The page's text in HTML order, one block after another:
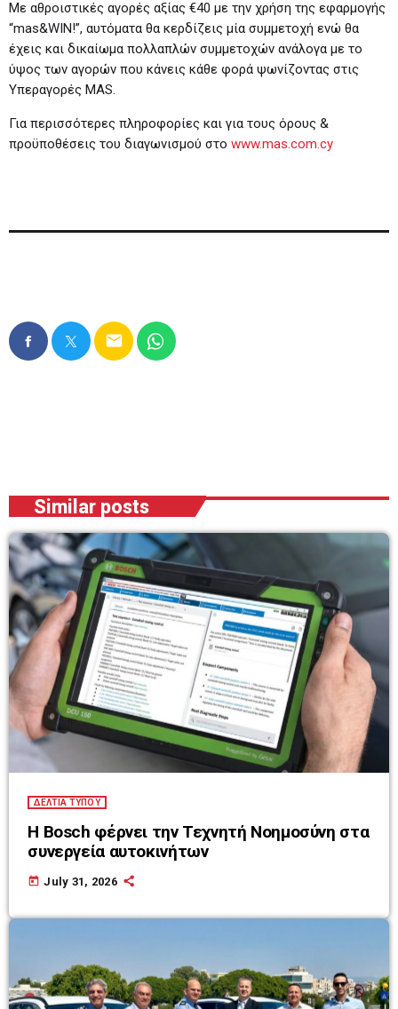
Με αθροιστικές αγορές αξίας €40 με την χρήση της εφαρμογής
“mas&WIN!”, αυτόματα θα κερδίζεις μία συμμετοχή ενώ θα
έχεις και δικαίωμα πολλαπλών συμμετοχών ανάλογα με το
ύψος των αγορών που κάνεις κάθε φορά ψωνίζοντας στις
Υπεραγορές MAS.
Για περισσότερες πληροφορίες και για τους όρους &
προϋποθέσεις του διαγωνισμού στο www.mas.com.cy
email
Similar posts
ΔΕΛΤΙΑ ΤΥΠΟΥ
Η Bosch φέρνει την Τεχνητή Νοημοσύνη στα
συνεργεία αυτοκινήτων
today July 31, 2026